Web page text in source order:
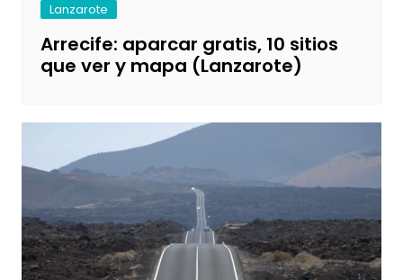
Lanzarote
Arrecife: aparcar gratis, 10 sitios
que ver y mapa (Lanzarote)